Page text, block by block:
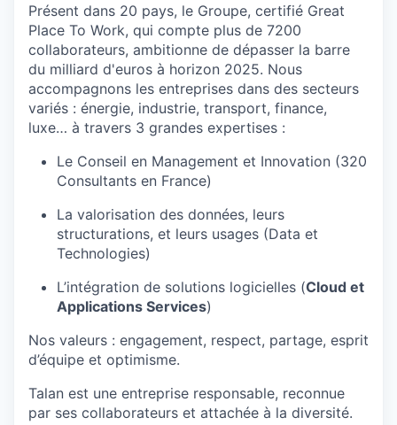
Présent dans 20 pays, le Groupe, certifié Great
Place To Work, qui compte plus de 7200
collaborateurs, ambitionne de dépasser la barre
du milliard d'euros à horizon 2025. Nous
accompagnons les entreprises dans des secteurs
variés : énergie, industrie, transport, finance,
luxe… à travers 3 grandes expertises :
Le Conseil en Management et Innovation (320
Consultants en France)
La valorisation des données, leurs
structurations, et leurs usages (Data et
Technologies)
L’intégration de solutions logicielles (Cloud et
Applications Services)
Nos valeurs : engagement, respect, partage, esprit
d’équipe et optimisme.
Talan est une entreprise responsable, reconnue
par ses collaborateurs et attachée à la diversité.